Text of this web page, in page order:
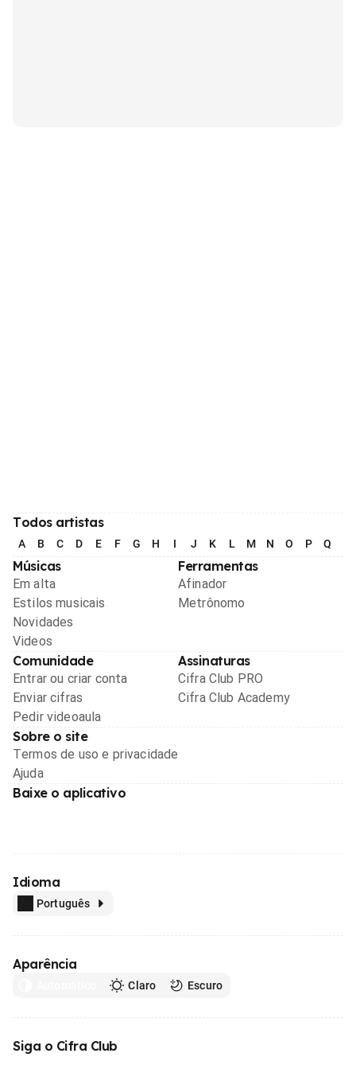
Todos artistas
A B C D E F G H I J K L M N O P Q
Músicas
Em alta
Estilos musicais
Novidades
Videos
Ferramentas
Afinador
Metrônomo
Comunidade
Entrar ou criar conta
Enviar cifras
Pedir videoaula
Assinaturas
Cifra Club PRO
Cifra Club Academy
Sobre o site
Termos de uso e privacidade
Ajuda
Baixe o aplicativo
Idioma
Português
Aparência
Claro Escuro
Siga o Cifra Club